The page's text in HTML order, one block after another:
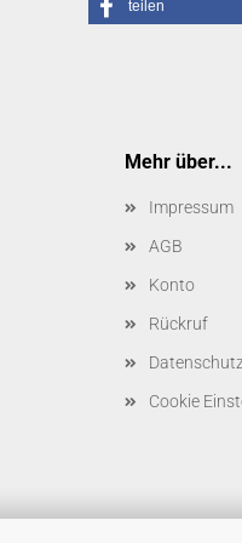
teilen
Mehr über...
Impressum
AGB
Konto
Rückruf
Datenschutz
Cookie